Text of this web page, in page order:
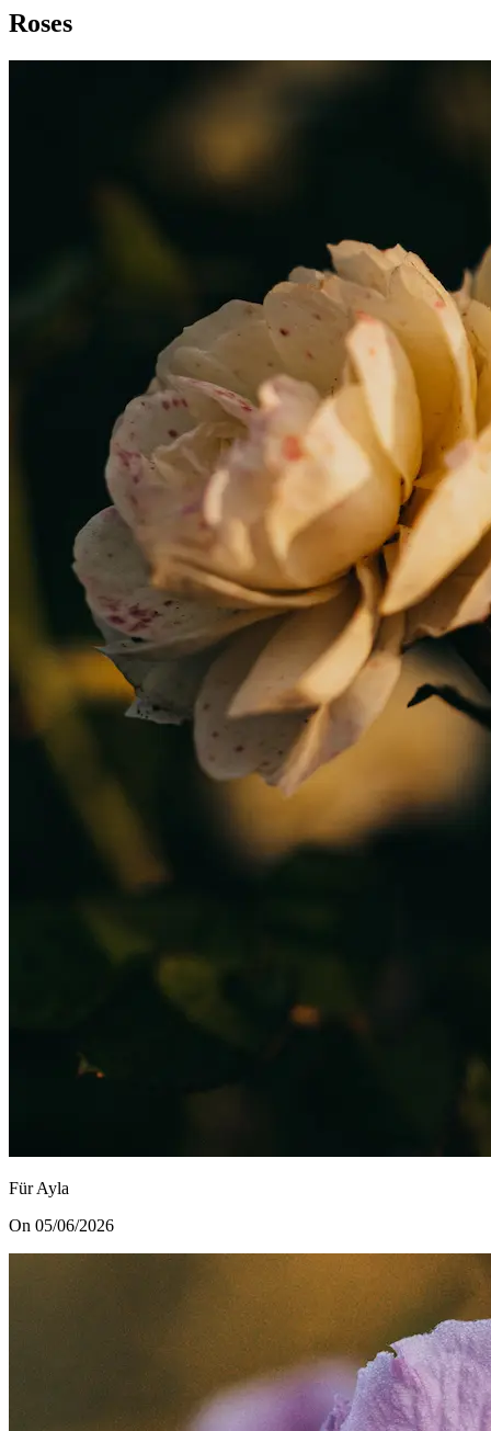
Roses
Für Ayla
On 05/06/2026